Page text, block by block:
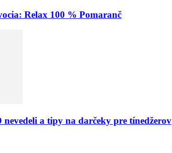
Relax 100 % Pomaranč
nevedeli a tipy na darčeky pre tínedžerov